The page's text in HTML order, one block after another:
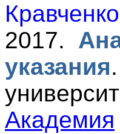
2017.
указания.
Академия